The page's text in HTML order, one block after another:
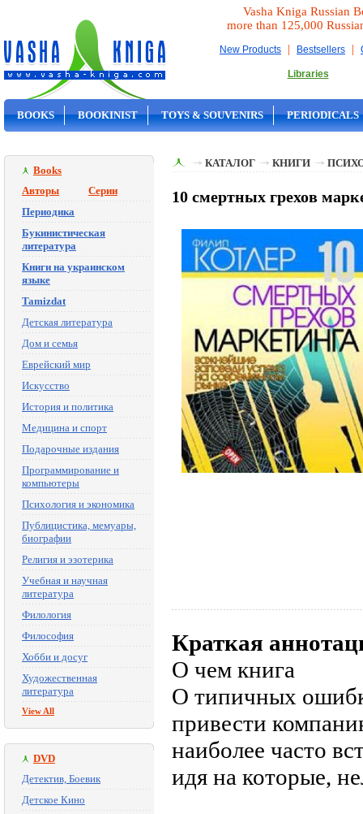
Vasha Kniga Russian
more than 125,000
New Products | Bestsellers |
Libraries
BOOKS BOOKINIST TOYS & SOUVENIRS PERIODICALS
Books
Авторы
Серии
Периодика
Букинистическая
литература
Книги на украинском
языке
Tamizdat
Детская литература
Дом и семья
Еврейский мир
Искусство
История и политика
Медицина и спорт
Подарочные издания
Программирование и
компьютеры
Психология и экономика
Публицистика, мемуары,
биографии
Религия и эзотерика
Учебная и научная
литература
Филология
Философия
Хобби и досуг
Художественная
литература
View All
DVD
Детектив, Боевик
Детское Кино
КАТАЛОГ КНИГИ
10 смертных грехов
Краткая
О чем книга
О типичных
привести
наиболее часто
идя на которые,